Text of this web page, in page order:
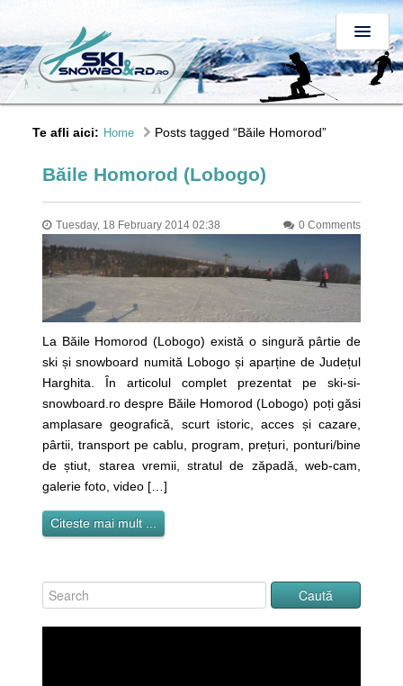
Te afli aici: Home Posts tagged “Băile Homorod”
Băile Homorod (Lobogo)
Tuesday, 18 February 2014 02:38 0 Comments
La Băile Homorod (Lobogo) există o singură pârtie de
ski și snowboard numită Lobogo și aparține de Județul
Harghita. În articolul complet prezentat pe ski-si-
snowboard.ro despre Băile Homorod (Lobogo) poți găsi
amplasare geografică, scurt istoric, acces și cazare,
pârtii, transport pe cablu, program, prețuri, ponturi/bine
de știut, starea vremii, stratul de zăpadă, web-cam,
galerie foto, video […]
Citeste mai mult ...